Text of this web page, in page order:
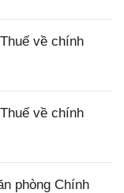
về chính
về chính
phòng Chính